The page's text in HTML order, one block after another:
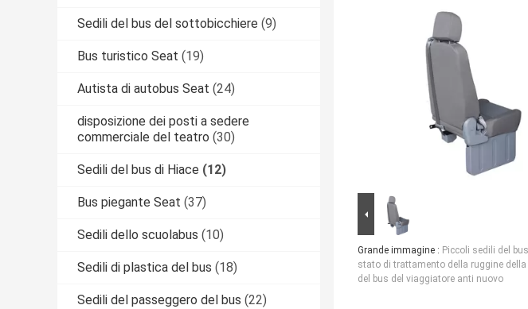
Sedili del bus del sottobicchiere (9)
Bus turistico Seat (19)
Autista di autobus Seat (24)
disposizione dei posti a sedere
commerciale del teatro (30)
Sedili del bus di Hiace (12)
Bus piegante Seat (37)
Sedili dello scuolabus (10)
Sedili di plastica del bus (18)
Sedili del passeggero del bus (22)
Grande immagine : Piccoli sedili del
stato di trattamento della ruggine della
del bus del viaggiatore anti nuovo